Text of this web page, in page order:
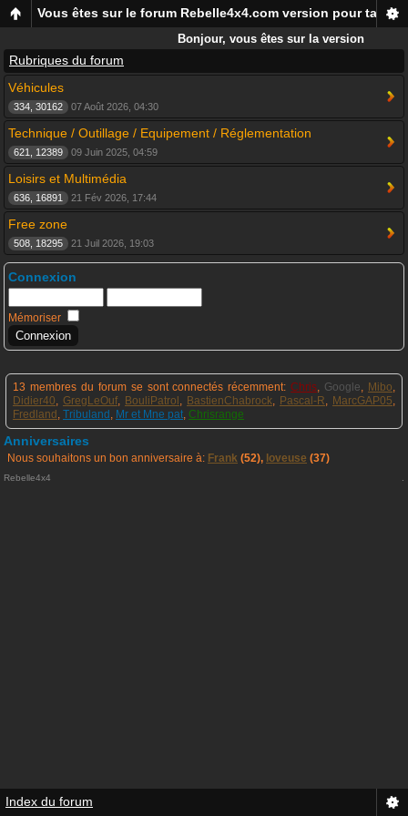
Vous êtes sur le forum Rebelle4x4.com version pour
Bonjour, vous êtes sur la version
mobile du forum Rebelle4x4, pour
Rubriques du forum
Véhicules
334, 30162 07 Août 2026, 04:30
Technique / Outillage / Equipement / Réglementation
621, 12389 09 Juin 2025, 04:59
Loisirs et Multimédia
636, 16891 21 Fév 2026, 17:44
Free zone
508, 18295 21 Juil 2026, 19:03
Connexion
Mémoriser
13 membres du forum se sont connectés récemment:Chris, Google, Mibo,
Didier40, GregLeOuf, BouliPatrol , BastienChabrock, Pascal-R, MarcGAP05,
Fredland , Tribuland , Mr et Mne pat, Chrisrange
Anniversaires
Nous souhaitons un bon anniversaire à: Frank (52), loveuse (37)
Rebelle4x4
Index du forum